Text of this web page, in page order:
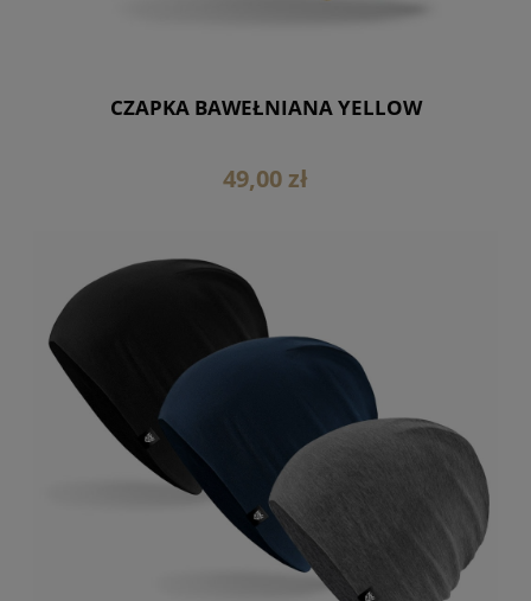
CZAPKA BAWEŁNIANA YELLOW
49,00 zł